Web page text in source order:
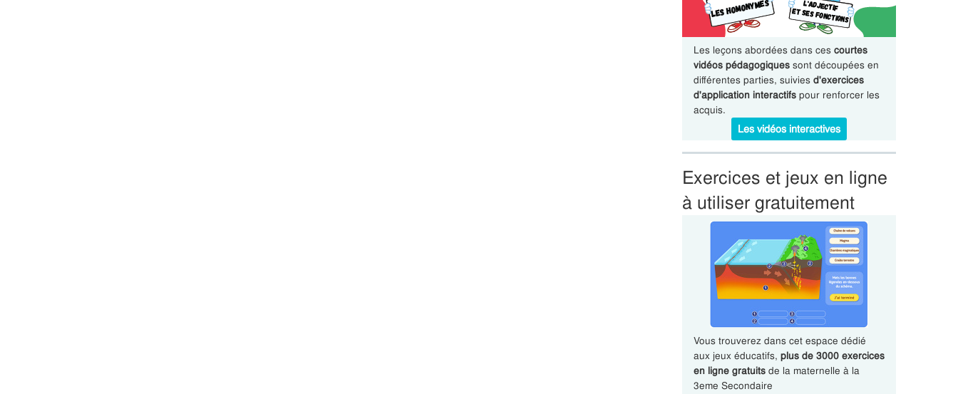
Les leçons abordées dans ces courtes
vidéos pédagogiquessont découpées en
différentes parties, suivies d'exercices
d'application interactifspour renforcer les
acquis.
Les vidéos interactives
Exercices et jeux en ligne
à utiliser gratuitement
Vous trouverez dans cet espace dédié
aux jeux éducatifs, plus de 3000 exercices
en ligne gratuitsde la maternelle à la
3eme Secondaire